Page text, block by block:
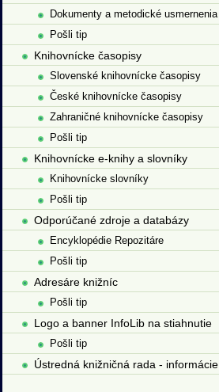
Dokumenty a metodické usmernenia
Pošli tip
Knihovnícke časopisy
Slovenské knihovnícke časopisy
České knihovnícke časopisy
Zahraničné knihovnícke časopisy
Pošli tip
Knihovnícke e-knihy a slovníky
Knihovnícke slovníky
Pošli tip
Odporúčané zdroje a databázy
Encyklopédie Repozitáre
Pošli tip
Adresáre knižníc
Pošli tip
Logo a banner InfoLib na stiahnutie
Pošli tip
Ústredná knižničná rada - informácie